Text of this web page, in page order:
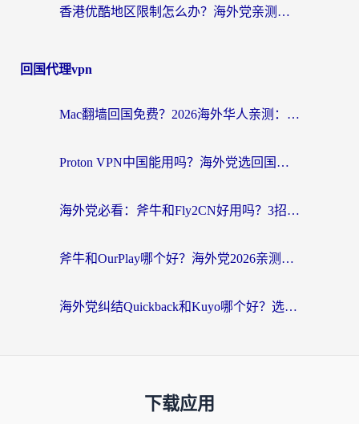
香港优酷地区限制怎么办？海外党亲测有效的追剧解决方案
回国代理vpn
Mac翻墙回国免费？2026海外华人亲测：从CCTV5直播到国内APP，这样选加速器才靠谱
Proton VPN中国能用吗？海外党选回国加速器的避坑指南（附番茄加速器实测）
海外党必看：斧牛和Fly2CN好用吗？3招教你选对回国加速器（附免费试用攻略）
斧牛和OurPlay哪个好？海外党2026亲测：选对加速器，国内资源秒加载
海外党纠结Quickback和Kuyo哪个好？选对回国加速器才能无缝刷国内资源
下载应用